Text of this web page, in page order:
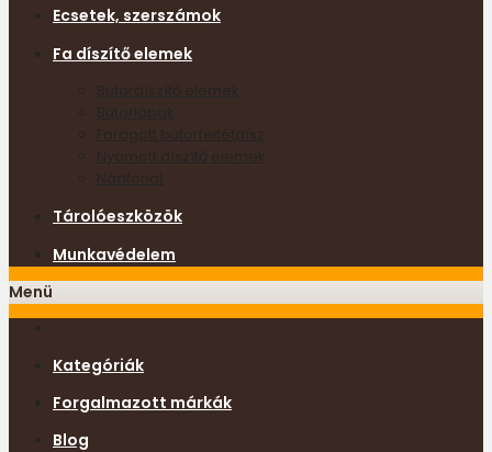
Ecsetek, szerszámok
Fa díszítő elemek
Bútordíszítő elemek
Bútorlábak
Faragott bútorfeltétdísz
Nyomott díszítő elemek
Tárolóeszközök
Munkavédelem
Menü
Kategóriák
Forgalmazott márkák
Blog